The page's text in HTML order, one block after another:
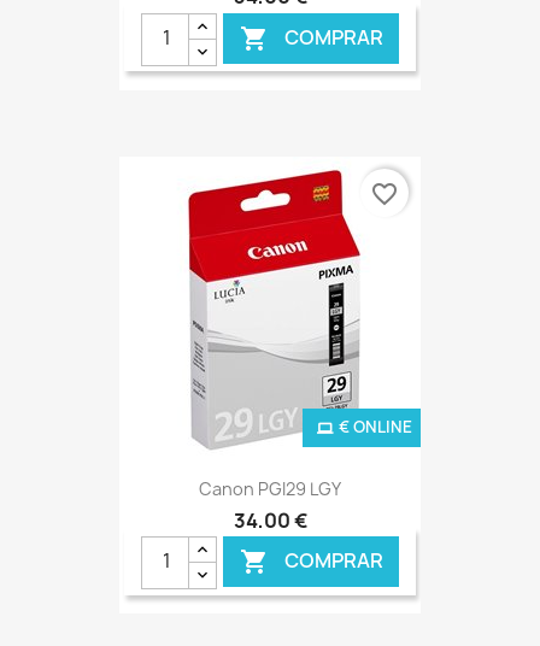
 COMPRAR
Canon PGI29 LGY
34,00 €
 COMPRAR
€ ONLINE
favorite_border